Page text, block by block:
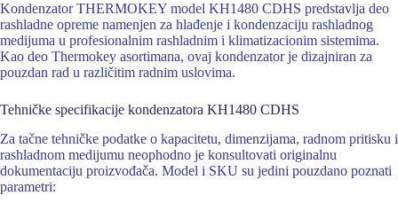
Kondenzator THERMOKEY model KH1480 CDHS predstavlja deo
rashladne opreme namenjen za hlađenje i kondenzaciju rashladnog
medijuma u profesionalnim rashladnim i klimatizacionim sistemima.
Kao deo Thermokey asortimana, ovaj kondenzator je dizajniran za
pouzdan rad u različitim radnim uslovima.
Tehničke specifikacije kondenzatora KH1480 CDHS
Za tačne tehničke podatke o kapacitetu, dimenzijama, radnom pritisku i
rashladnom medijumu neophodno je konsultovati originalnu
dokumentaciju proizvođača. Model i SKU su jedini pouzdano poznati
parametri: